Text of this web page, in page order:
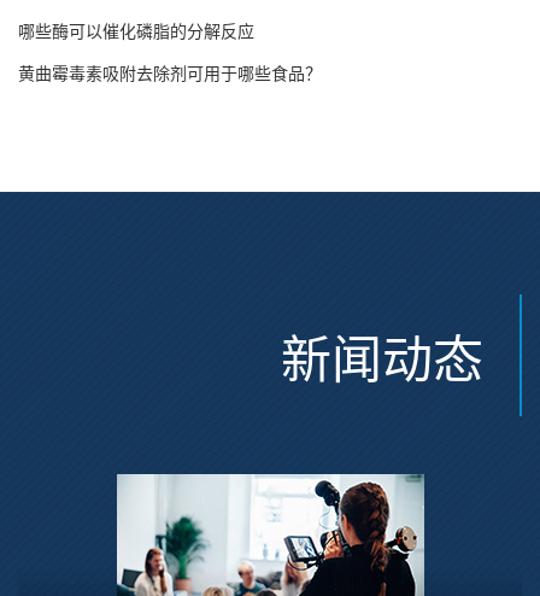
哪些酶可以催化磷脂的分解反应
黄曲霉毒素吸附去除剂可用于哪些食品？
新闻动态